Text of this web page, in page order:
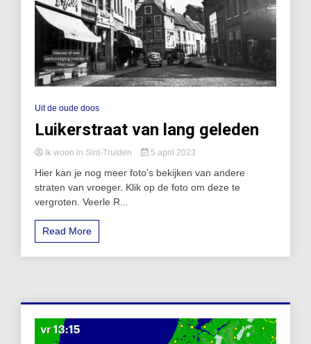
Uit de oude doos
Luikerstraat van lang geleden
Ik woon in Sint-Truiden 5 april 2023
Hier kan je nog meer foto’s bekijken van andere
straten van vroeger. Klik op de foto om deze te
vergroten. Veerle R...
Read More